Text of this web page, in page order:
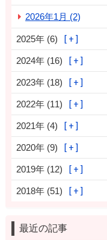
2026年1月 (2)
2025年 (6)
2024年 (16)
2023年 (18)
2022年 (11)
2021年 (4)
2020年 (9)
2019年 (12)
2018年 (51)
最近の記事